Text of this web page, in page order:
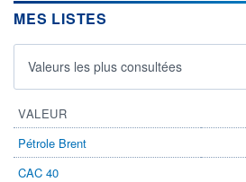
MES LISTES
Valeurs les plus consultées
VALEUR
Pétrole Brent
CAC 40